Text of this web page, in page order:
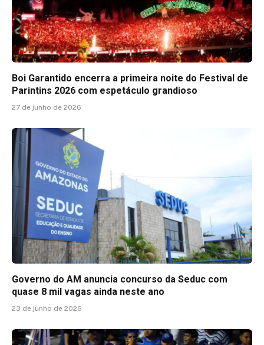
Boi Garantido encerra a primeira noite do Festival de
Parintins 2026 com espetáculo grandioso
27 de junho de 2026
Governo do AM anuncia concurso da Seduc com
quase 8 mil vagas ainda neste ano
23 de junho de 2026